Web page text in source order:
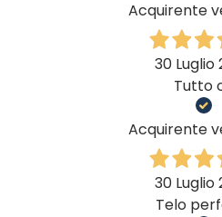
Acquirente
30 Luglio
Tutto
Acquirente
30 Luglio
Telo